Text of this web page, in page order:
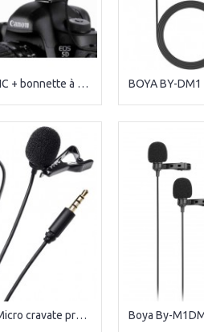
APUTURE V-MIC + bonnette à poil anti-vent
BOYA BY-M1 Micro cravate professionnel avec connecteur TRRS